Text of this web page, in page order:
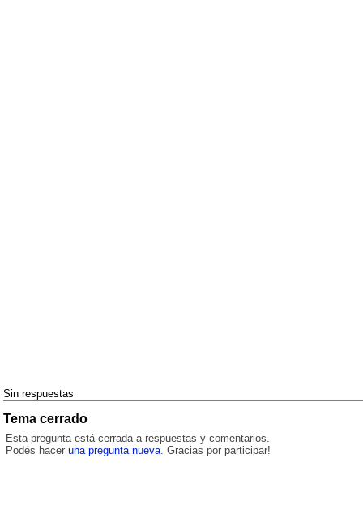
Sin respuestas
Tema cerrado
Esta pregunta está cerrada a respuestas y comentarios.
Podés hacer una pregunta nueva. Gracias por participar!